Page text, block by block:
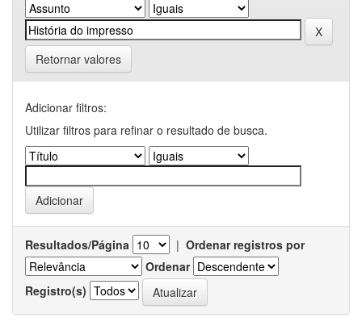
Retornar valores
Adicionar filtros:
Utilizar filtros para refinar o resultado de busca.
Resultados/Página | Ordenar registros por
Ordenar
Registro(s)